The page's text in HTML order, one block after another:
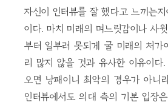
자신이 인터뷰를 잘 했다고 느끼는
이다. 마치 미래의 며느릿감이나 사
부터 일부러 못되게 굴 미래의 처가
리 많지 않을 것과 유사한 이유이다
오면 낭패이니 최악의 경우가 아니
인터뷰에서도 의대 측의 기본 입장